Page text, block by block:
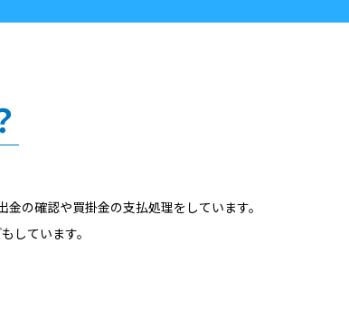
の確認や買掛金の支払処理をしています。
しています。